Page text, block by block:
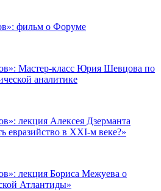
фильм о Форуме
Мастер-класс Юрия Шевцова по
аналитике
лекция Алексея Дзерманта
евразийство в XXI-м веке?»
лекция Бориса Межуева о
Атлантиды»